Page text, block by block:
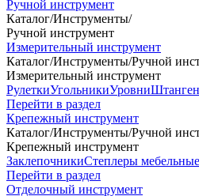
Ручной инструмент
Каталог/Инструменты/
Ручной инструмент
Измерительный инструмент
Каталог/Инструменты/Ручной
Измерительный инструмент
РулеткиУгольникиУровни
Перейти в раздел
Крепежный инструмент
Каталог/Инструменты/Ручной
Крепежный инструмент
ЗаклепочникиСтеплеры мебельные
Перейти в раздел
Отделочный инструмент